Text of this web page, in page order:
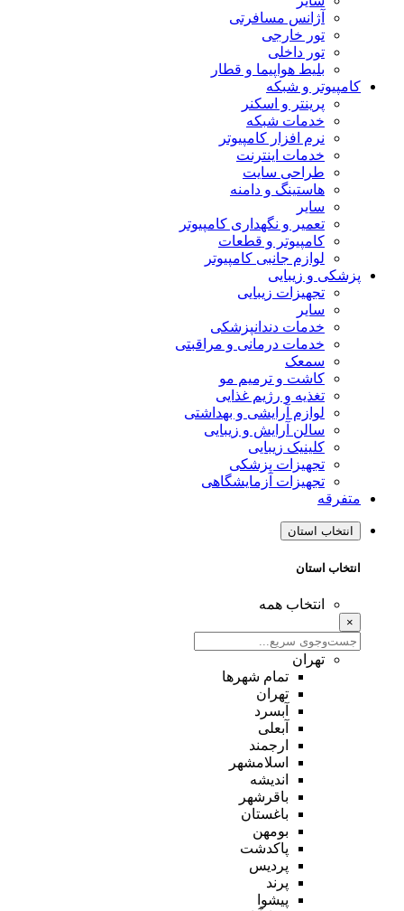
آژانس مسافرتی
تور خارجی
تور داخلی
بلیط هواپیما و قطار
کامپیوتر و شبکه
پرینتر و اسکنر
خدمات شبکه
نرم افزار کامپیوتر
خدمات اینترنت
طراحی سایت
هاستینگ و دامنه
سایر
تعمیر و نگهداری کامپیوتر
کامپیوتر و قطعات
لوازم جانبی کامپیوتر
پزشکی و زیبایی
تجهیزات زیبایی
سایر
خدمات دندانپزشکی
خدمات درمانی و مراقبتی
سمعک
کاشت و ترمیم مو
تغذیه و رژیم غذایی
لوازم آرایشی و بهداشتی
سالن آرایش و زیبایی
کلینیک زیبایی
تجهیزات پزشکی
تجهیزات آزمایشگاهی
متفرقه
انتخاب استان
انتخاب استان
انتخاب همه
×
تهران
تمام شهر‌ها
تهران
آبسرد
آبعلی
ارجمند
اسلامشهر
اندیشه
باقرشهر
باغستان
بومهن
پاکدشت
پردیس
پرند
پیشوا